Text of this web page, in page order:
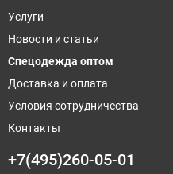
Услуги
Новости и статьи
Спецодежда оптом
Доставка и оплата
Условия сотрудничества
Контакты
+7(495)260-05-01